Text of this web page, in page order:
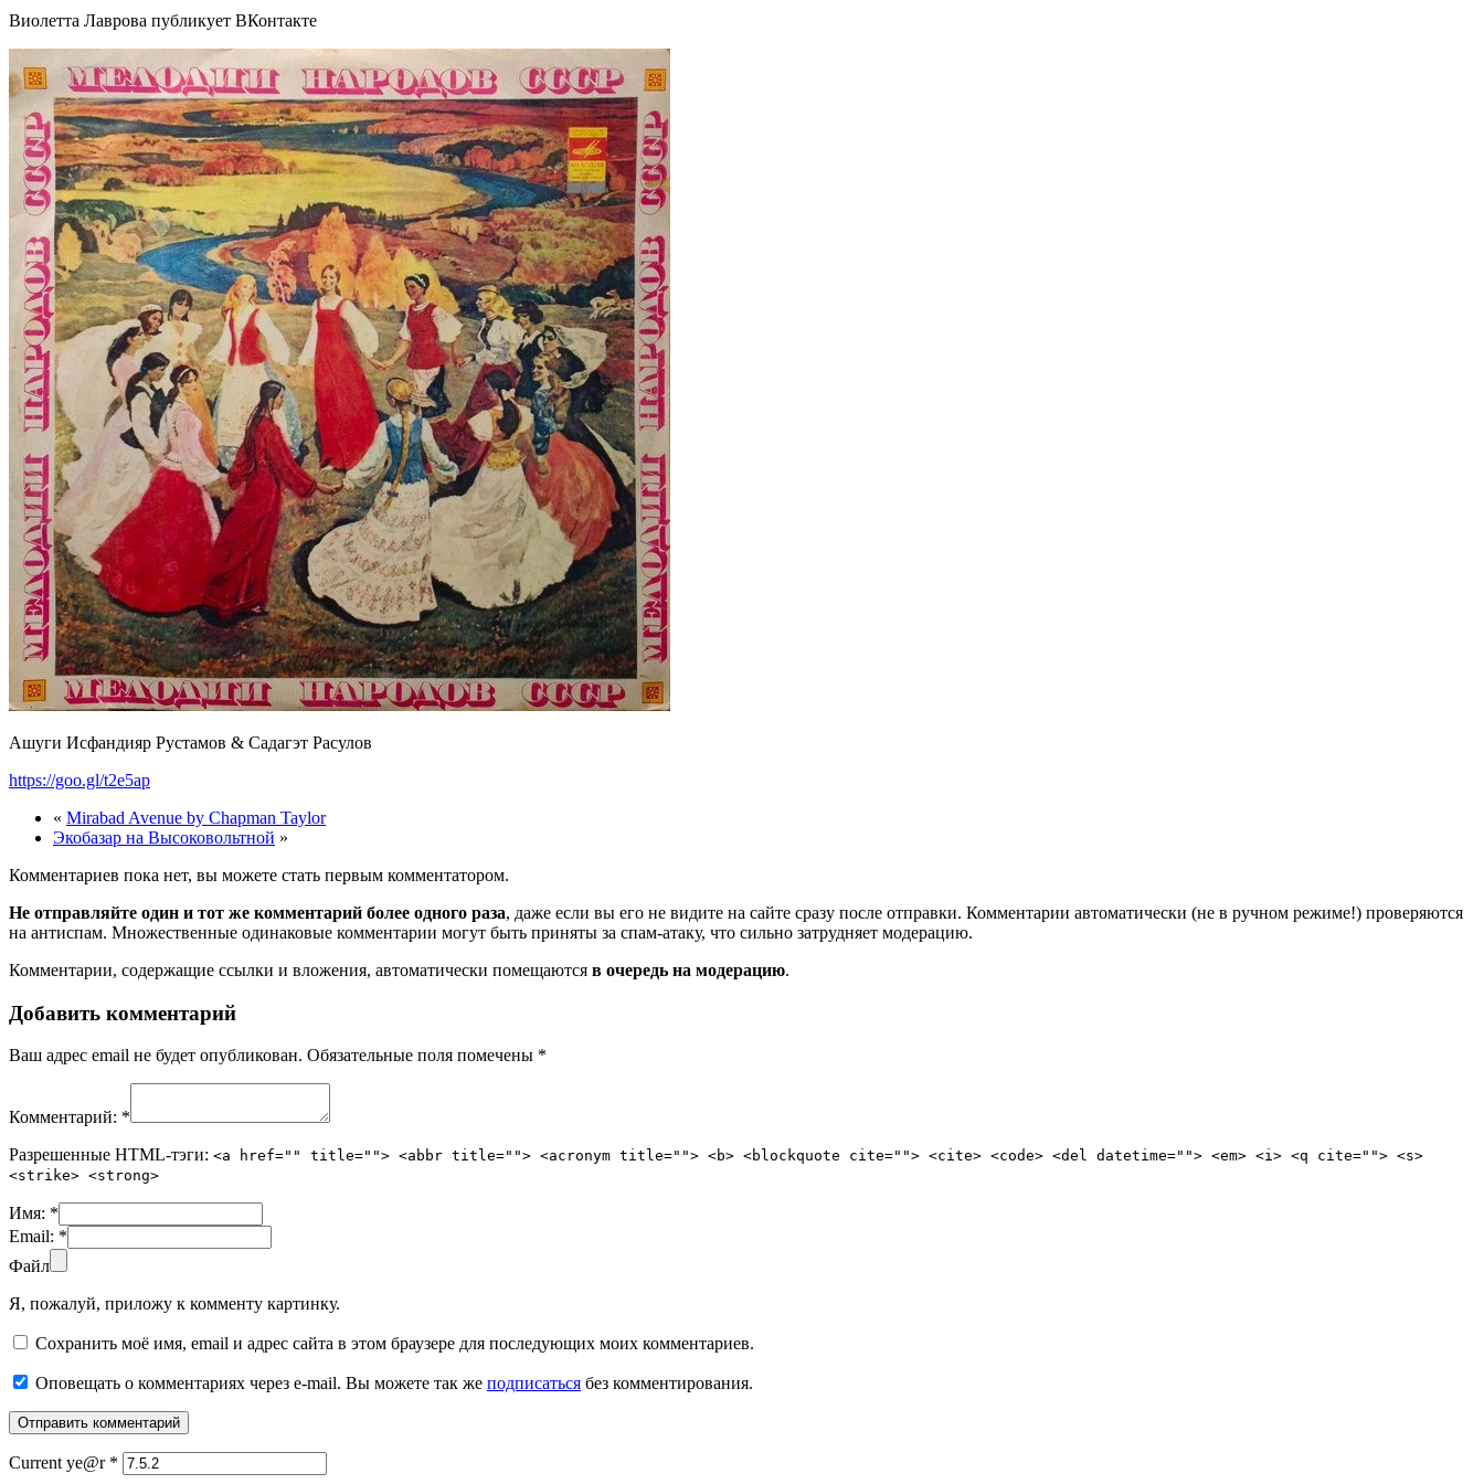
Виолетта Лаврова публикует ВКонтакте
Ашуги Исфандияр Рустамов & Садагэт Расулов
https://goo.gl/t2e5ap
« Mirabad Avenue by Chapman Taylor
Экобазар на Высоковольтной »
Комментариев пока нет, вы можете стать первым комментатором.
Не отправляйте один и тот же комментарий более одного раза, даже если вы его не видите на сайте сразу после отправки. Комментарии автоматически (не в ручном режиме!) проверяются
на антиспам. Множественные одинаковые комментарии могут быть приняты за спам-атаку, что сильно затрудняет модерацию.
Комментарии, содержащие ссылки и вложения, автоматически помещаются в очередь на модерацию.
Добавить комментарий
Ваш адрес email не будет опубликован. Обязательные поля помечены *
Комментарий: *
Разрешенные HTML-тэги: <a href="" title=""> <abbr title=""> <acronym title=""> <b> <blockquote cite=""> <cite> <code> <del datetime=""> <em> <i> <q cite=""> <s>
<strike> <strong>
Имя: *
Email: *
Файл
Я, пожалуй, приложу к комменту картинку.
Сохранить моё имя, email и адрес сайта в этом браузере для последующих моих комментариев.
Оповещать о комментариях через e-mail. Вы можете так же подписаться без комментирования.
Current ye@r *